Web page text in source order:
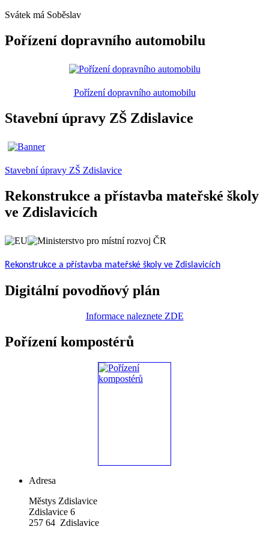
Svátek má Soběslav
Pořízení dopravního automobilu
Pořízení dopravního automobilu
Stavební úpravy ZŠ Zdislavice
Stavební úpravy ZŠ Zdislavice
Rekonstrukce a přístavba mateřské školy
ve Zdislavicích
Rekonstrukce a přístavba mateřské školy ve Zdislavicích
Digitální povodňový plán
Informace naleznete ZDE
Pořízení kompostérů
Adresa
Městys Zdislavice
Zdislavice 6
257 64 Zdislavice